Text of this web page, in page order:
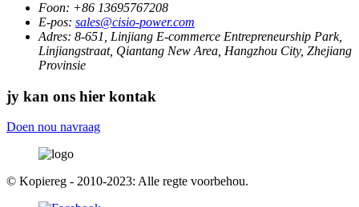
Foon: +86 13695767208
E-pos: sales@cisio-power.com
Adres: 8-651, Linjiang E-commerce Entrepreneurship Park,
Linjiangstraat, Qiantang New Area, Hangzhou City, Zhejiang
Provinsie
jy kan ons hier kontak
Doen nou navraag
© Kopiereg - 2010-2023: Alle regte voorbehou.